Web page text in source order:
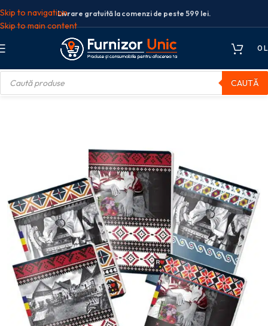
Skip to navigation
Skip to main content
Livrare gratuită la comenzi de peste 599 lei.
0
CAUTĂ